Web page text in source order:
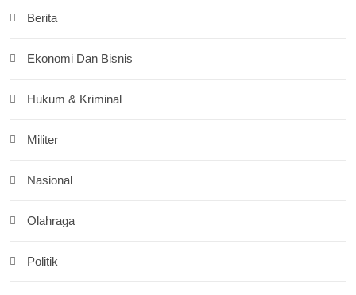
Berita
Ekonomi Dan Bisnis
Hukum & Kriminal
Militer
Nasional
Olahraga
Politik